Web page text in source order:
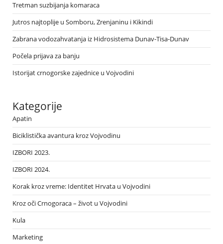
Tretman suzbijanja komaraca
Jutros najtoplije u Somboru, Zrenjaninu i Kikindi
Zabrana vodozahvatanja iz Hidrosistema Dunav-Tisa-Dunav
Počela prijava za banju
Istorijat crnogorske zajednice u Vojvodini
Kategorije
Apatin
Biciklistička avantura kroz Vojvodinu
IZBORI 2023.
IZBORI 2024.
Korak kroz vreme: Identitet Hrvata u Vojvodini
Kroz oči Crnogoraca – život u Vojvodini
Kula
Marketing